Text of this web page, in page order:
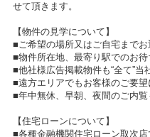
せて頂きます。
【物件の見学について】
■ご希望の場所又はご自宅まで
■物件所在地、最寄り駅でのお
■他社様広告掲載物件も“全て”当
■遠方エリアでもお客様のご要
■年中無休、早朝、夜間のご内
【住宅ローンについて】
■各種金融機関住宅ローン取次店